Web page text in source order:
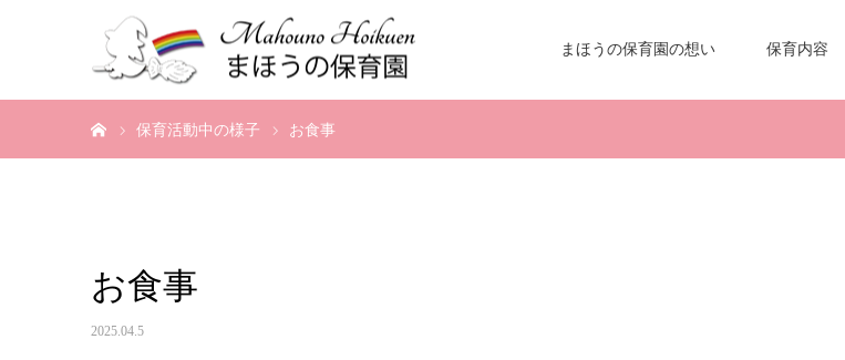
まほうの保育園の想い 保育内容
保育活動中の様子 お食事
お食事
2025.04.5